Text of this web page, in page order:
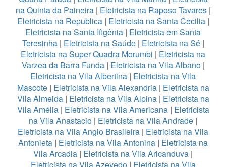
na Quinta da Paineira| Eletricista na Raposo Tavares|
Eletricista na Republica| Eletricista na Santa Cecilia|
Eletricista na Santa Ifigênia | Eletricista em Santa
Teresinha| Eletricista na Saúde| Eletricista na Sé|
Eletricista na Super Quadra Morumbi | Eletricista na
Varzea da Barra Funda| Eletricista na Vila Albano|
Eletricista na Vila Albertina | Eletricista na Vila
Mascote| Eletricista na Vila Alexandria| Eletricista na
Vila Almeida | Eletricista na Vila Alpina | Eletricista na
Vila Amélia | Eletricista na Vila Americana| Eletricista
na Vila Anastacio | Eletricista na Vila Andrade |
Eletricista na Vila Anglo Brasileira | Eletricista na Vila
Antonieta | Eletricista na Vila Antonina | Eletricista na
Vila Arcadia | Eletricista na Vila Aricanduva |